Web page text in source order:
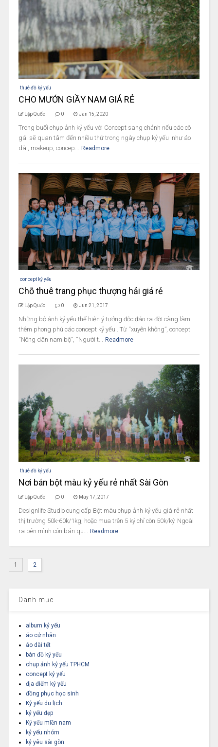
thuê đồ kỷ yếu
CHO MƯỚN GIẦY NAM GIÁ RẺ
Lập Quốc 0 Jan 15, 2020
Trong buổi chụp ảnh kỷ yếu với Concept sang chảnh nếu các cô
gái sẽ quan tâm đến nhiều thứ trong ngày chụp kỷ yếu như áo
dài, makeup, concep... Readmore
concept kỷ yếu
Chỗ thuê trang phục thượng hải giá rẻ
Lập Quốc 0 Jun 21, 2017
Những bộ ảnh kỷ yếu thể hiện ý tưởng độc đáo ra đời càng làm
thêm phong phú các concept kỷ yếu . Từ “xuyên không”, concept
“Nông dân nam bộ”, “Người t... Readmore
thuê đồ kỷ yếu
Nơi bán bột màu kỷ yếu rẻ nhất Sài Gòn
Lập Quốc 0 May 17, 2017
Designlife Studio cung cấp Bột màu chụp ảnh kỷ yếu giá rẻ nhất
thị trường 50k-60k/1kg, hoặc mua trên 5 ký chỉ còn 50k/ký. Ngoài
ra bên mình cón bán qu... Readmore
1 2
Danh mục
album kỷ yếu
áo cử nhân
áo dài tết
bán đồ kỷ yếu
chụp ảnh kỷ yếu TPHCM
concept kỷ yếu
địa điểm kỷ yếu
đồng phục học sinh
Kỷ yếu du lịch
kỷ yếu đẹp
Kỷ yếu miền nam
kỷ yếu nhóm
kỷ yêu sài gòn